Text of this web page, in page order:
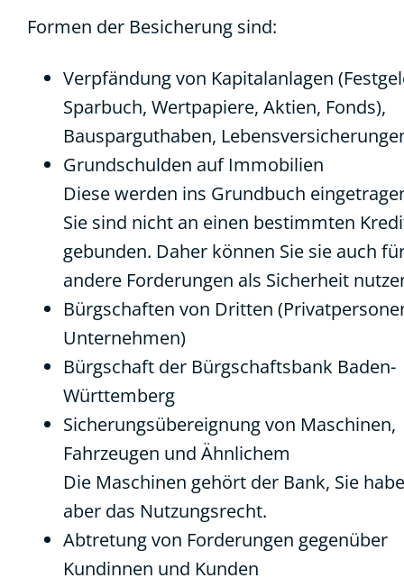
Formen der Besicherung sind:
Verpfändung von Kapitalanlagen
Sparbuch, Wertpapiere, Aktien, Fonds),
Bausparguthaben,
Grundschulden auf Immobilien
Diese werden ins Grundbuch
Sie sind nicht an einen bestimmten
gebunden. Daher können Sie sie auch
andere Forderungen als Sicherheit
Bürgschaften von Dritten
Unternehmen)
Bürgschaft der Bürgschaftsbank Baden-
Württemberg
Sicherungsübereignung von Maschinen,
Fahrzeugen und Ähnlichem
Die Maschinen gehört der Bank, Sie
aber das Nutzungsrecht.
Abtretung von Forderungen gegenüber
Kundinnen und Kunden